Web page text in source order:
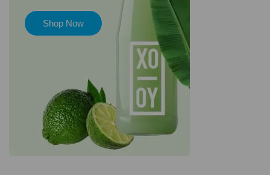
Shop Now